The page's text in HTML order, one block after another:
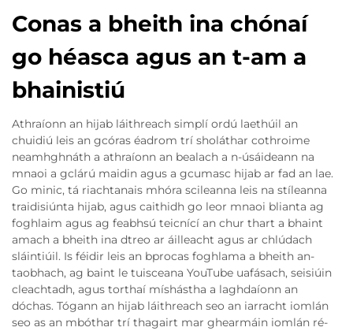
Conas a bheith ina chónaí
go héasca agus an t-am a
bhainistiú
Athraíonn an hijab láithreach simplí ordú laethúil an
chuidiú leis an gcóras éadrom trí sholáthar cothroime
neamhghnáth a athraíonn an bealach a n-úsáideann na
mnaoi a gclárú maidin agus a gcumasc hijab ar fad an lae.
Go minic, tá riachtanais mhóra scileanna leis na stíleanna
traidisiúnta hijab, agus caithidh go leor mnaoi blianta ag
foghlaim agus ag feabhsú teicnící an chur thart a bhaint
amach a bheith ina dtreo ar áilleacht agus ar chlúdach
sláintiúil. Is féidir leis an bprocas foghlama a bheith an-
taobhach, ag baint le tuisceana YouTube uafásach, seisiúin
cleachtadh, agus torthaí míshástha a laghdaíonn an
dóchas. Tógann an hijab láithreach seo an iarracht iomlán
seo as an mbóthar trí thagairt mar ghearmáin iomlán ré-